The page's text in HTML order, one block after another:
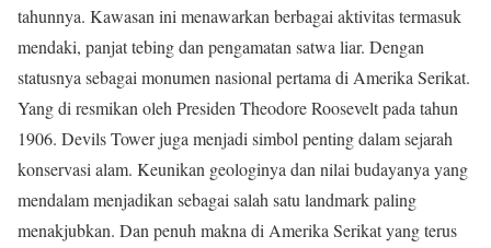
tahunnya. Kawasan ini menawarkan berbagai aktivitas termasuk
mendaki, panjat tebing dan pengamatan satwa liar. Dengan
statusnya sebagai monumen nasional pertama di Amerika Serikat.
Yang di resmikan oleh Presiden Theodore Roosevelt pada tahun
1906. Devils Tower juga menjadi simbol penting dalam sejarah
konservasi alam. Keunikan geologinya dan nilai budayanya yang
mendalam menjadikan sebagai salah satu landmark paling
menakjubkan. Dan penuh makna di Amerika Serikat yang terus